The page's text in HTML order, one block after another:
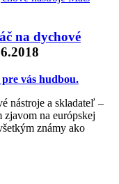
na dychové
vás hudbou.
nástroje a skladateľ –
na európskej
známy ako